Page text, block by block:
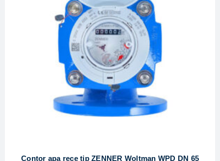
Contor apa rece tip ZENNER Woltman WPD DN 65